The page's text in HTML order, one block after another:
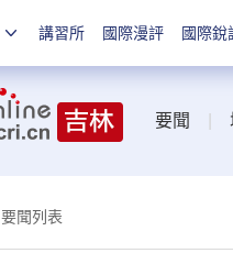
講習所 國際漫評 國際銳
要聞
要聞列表